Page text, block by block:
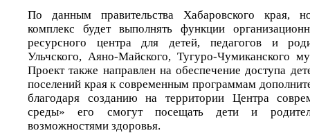
По данным правительства Хабаровского края,
комплекс будет выполнять функции
ресурсного центра для детей, педагогов и
Ульчского, Аяно-Майского, Тугуро-Чумиканского
Проект также направлен на обеспечение доступа
поселений края к современным программам
благодаря созданию на территории Центра
среды» его смогут посещать дети и
возможностями здоровья.